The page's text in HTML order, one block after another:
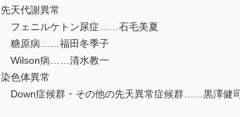
先天代謝異常
フェニルケトン尿症……石毛美夏
糖原病……福田冬季子
Wilson病……清水教一
染色体異常
Down症候群・その他の先天異常症候群……黒澤健司